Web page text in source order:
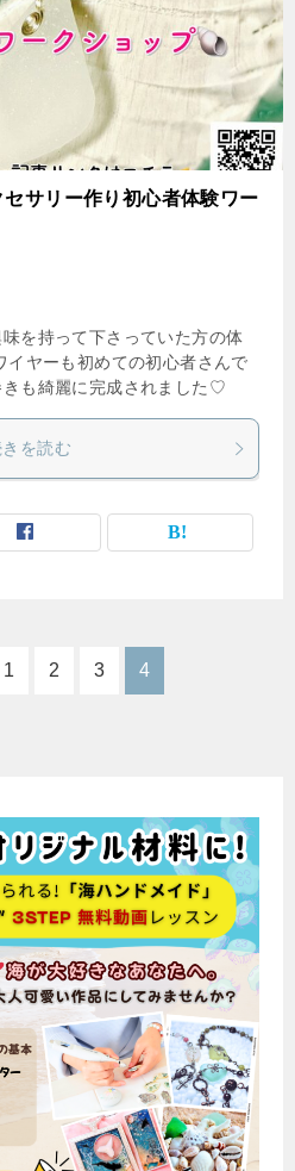
サリー作り初心者体験ワー
を持って下さっていた方の体
ヤーも初めての初心者さんで
も綺麗に完成されました♡
を読む
1 2 3 4